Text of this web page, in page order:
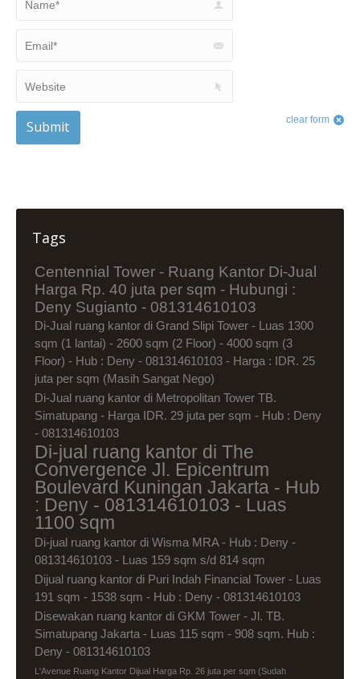
clear form
Submit
Tags
Centennial Tower - Ruang Kantor Di-Jual
Harga Rp. 40 juta per sqm - Hubungi :
Deny Sugianto - 081314610103
Di-Jual ruang kantor di Grand Slipi Tower - Luas 1300
sqm (1 lantai) - 2600 sqm (2 Floor) - 4000 sqm (3
Floor) - Hub : Deny - 081314610103 - Harga : IDR. 25
juta per sqm (Masih Sangat Nego)
Di-Jual ruang kantor di Metropolitan Tower TB.
Simatupang - Harga IDR. 29 juta per sqm - Hub : Deny
- 081314610103
Di-jual ruang kantor di The
Convergence Jl. Epicentrum
Boulevard Kuningan Jakarta - Hub
: Deny - 081314610103 - Luas
1100 sqm
Di-jual ruang kantor di Wisma MRA - Hub : Deny -
081314610103 - Luas 159 sqm s/d 814 sqm
Dijual ruang kantor di Puri Indah Financial Tower - Luas
191 sqm - 1538 sqm - Hub : Deny - 081314610103
Disewakan ruang kantor di GKM Tower - Jl. TB.
Simatupang Jakarta - Luas 115 sqm - 908 sqm. Hub :
Deny - 081314610103
L'Avenue Ruang Kantor Dijual Harga Rp. 26 juta per sqm (Sudah